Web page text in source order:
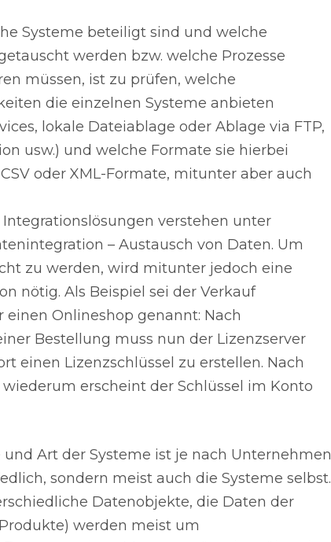
Systeme beteiligt sind und welche
werden bzw. welche Prozesse
müssen, ist zu prüfen, welche
die einzelnen Systeme anbieten
lokale Dateiablage oder Ablage via FTP,
usw.) und welche Formate sie hierbei
oder XML-Formate, mitunter aber auch
verstehen unter
– Austausch von Daten. Um
zu werden, wird mitunter jedoch eine
nötig. Als Beispiel sei der Verkauf
Onlineshop genannt: Nach
Bestellung muss nun der Lizenzserver
einen Lizenzschlüssel zu erstellen. Nach
erscheint der Schlüssel im Konto
Art der Systeme ist je nach Unternehmen
sondern meist auch die Systeme selbst.
Datenobjekte, die Daten der
werden meist um